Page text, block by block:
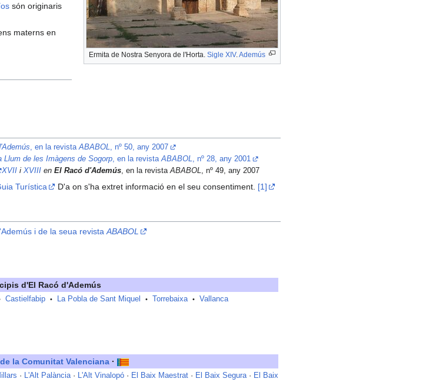
Ermita de Nostra Senyora de l'Horta. Sigle XIV. Ademús
són originaris
materns en
, en la revistaABABOL
, nº 50, any 2007
Llum de les Imàgens de Sogorp , en la revistaABABOL
, nº 28, any 2001
XVIIi XVIIIen El Racó d'Ademús, en la revistaABABOL, nº 49, any 2007
Turística D'a on s'ha extret informació en el seu consentiment. [1]
i de la seua revistaABABOL
d'El Racó d'Ademús
Castielfabip • La Pobla de Sant Miquel • Torrebaixa • Vallanca
la Comunitat Valenciana·
· L'Alt Palància· L'Alt Vinalopó · El Baix Maestrat · El Baix Segura· El Baix